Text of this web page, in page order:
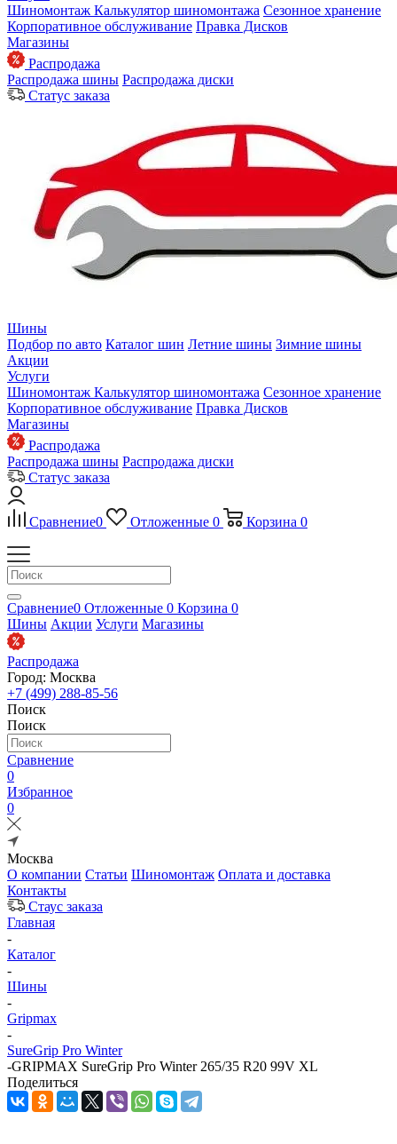
Шиномонтаж Калькулятор шиномонтажа Сезонное хранение
Корпоративное обслуживание Правка Дисков
Магазины
Распродажа
Распродажа шины Распродажа диски
Статус заказа
Шины
Подбор по авто Каталог шин Летние шины Зимние шины
Акции
Услуги
Шиномонтаж Калькулятор шиномонтажа Сезонное хранение
Корпоративное обслуживание Правка Дисков
Магазины
Распродажа
Распродажа шины Распродажа диски
Статус заказа
Сравнение0 Отложенные 0 Корзина 0
Сравнение0 Отложенные 0 Корзина 0
Шины Акции Услуги Магазины
Распродажа
Город: Москва
+7 (499) 288-85-56
Поиск
Поиск
Сравнение
0
Избранное
0
Москва
О компании Статьи Шиномонтаж Оплата и доставка
Контакты
Стаус заказа
Главная
-
Каталог
-
Шины
-
Gripmax
-
SureGrip Pro Winter
-GRIPMAX SureGrip Pro Winter 265/35 R20 99V XL
Поделиться